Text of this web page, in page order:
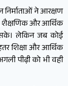
निर्माताओं ने आरक्षण
शैक्षणिक और आर्थिक
लेकिन जब कोई
शिक्षा और आर्थिक
पीढ़ी को भी वही